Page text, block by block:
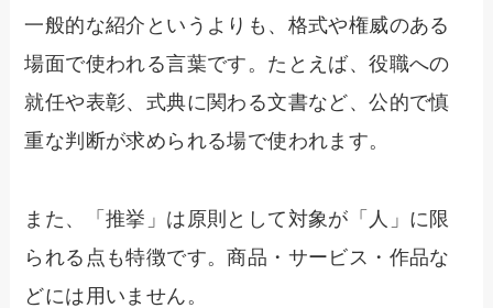
一般的な紹介というよりも、格式や権威のある
場面で使われる言葉です。たとえば、役職への
就任や表彰、式典に関わる文書など、公的で慎
重な判断が求められる場で使われます。
また、「推挙」は原則として対象が「人」に限
られる点も特徴です。商品・サービス・作品な
どには用いません。